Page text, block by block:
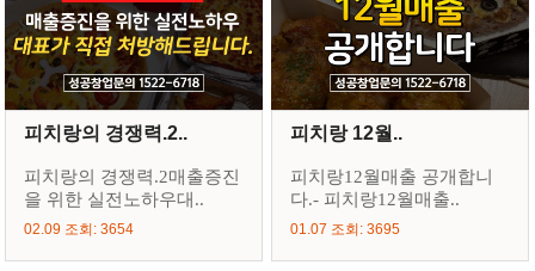
피치랑의 경쟁력.2..
피치랑의 경쟁력.2매출증진
을 위한 실전노하우대..
02.09 조회: 3654
피치랑 12월..
피치랑12월매출 공개합니
다.- 피치랑12월매출..
01.07 조회: 3695